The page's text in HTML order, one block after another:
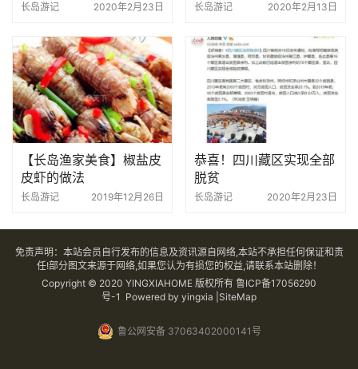
长岛游记 2020年2月23日 长岛游记 2020年2月13日
【长岛渔家美食】椒盐皮
皮虾的做法
长岛游记 2019年12月26日
恭喜！四川藏区实现全部
脱贫
长岛游记 2020年2月23日
免责声明：本站会员自行发布的信息及资讯源自网络,本站不承担任何保证和责
任!部分图文来源于网络,如果您认为有损您的权益,请联系本站删除！
Copyright © 2020 YINGXIAHOME 版权所有 鲁ICP备17056290
号-1 Powered by yingxia |SiteMap
鲁公网安备 37063402000141号